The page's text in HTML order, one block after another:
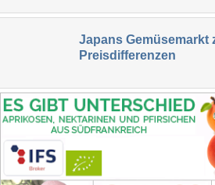
Japans Gemüsemarkt
Preisdifferenzen